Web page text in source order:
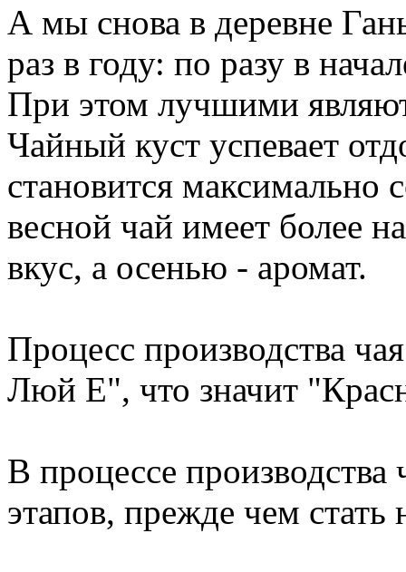
А мы снова в деревне
раз в году: по разу в
При этом лучшими
Чайный куст успевает
становится
весной чай имеет более
вкус, а осенью - аромат.
Процесс производства
Люй Е", что значит
В процессе
этапов, прежде чем